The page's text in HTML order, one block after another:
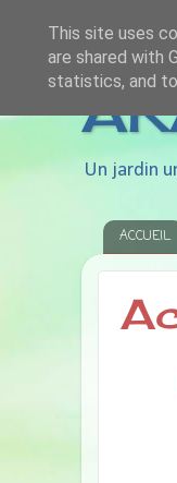
Un jardin
ACCUEIL
This site uses
are shared with
statistics, and